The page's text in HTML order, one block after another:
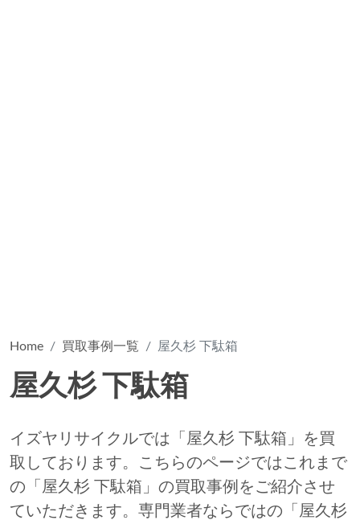
Home 買取事例一覧 屋久杉 下駄箱
屋久杉 下駄箱
イズヤリサイクルでは「屋久杉 下駄箱」を買
取しております。こちらのページではこれまで
の「屋久杉 下駄箱」の買取事例をご紹介させ
ていただきます。専門業者ならではの「屋久杉